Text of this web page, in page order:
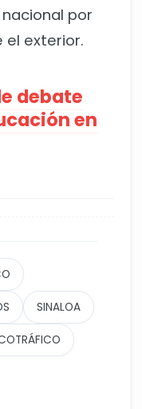
por
el exterior.
debate
en
SINALOA